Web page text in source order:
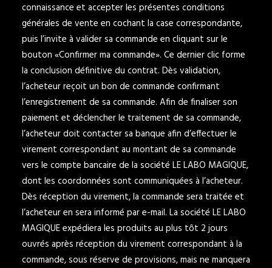
connaissance et accepter les présentes conditions
générales de vente en cochant la case correspondante,
puis l’invite à valider sa commande en cliquant sur le
bouton «Confirmer ma commande». Ce dernier clic forme
la conclusion définitive du contrat. Dès validation,
l’acheteur reçoit un bon de commande confirmant
l’enregistrement de sa commande. Afin de finaliser son
paiement et déclencher le traitement de sa commande,
l’acheteur doit contacter sa banque afin d’effectuer le
virement correspondant au montant de sa commande
vers le compte bancaire de la société LE LABO MAGIQUE,
dont les coordonnées sont communiquées à l’acheteur.
Dès réception du virement, la commande sera traitée et
l’acheteur en sera informé par e-mail. La société LE LABO
MAGIQUE expédiera les produits au plus tôt 2 jours
ouvrés après réception du virement correspondant à la
commande, sous réserve de provisions, mais ne manquera